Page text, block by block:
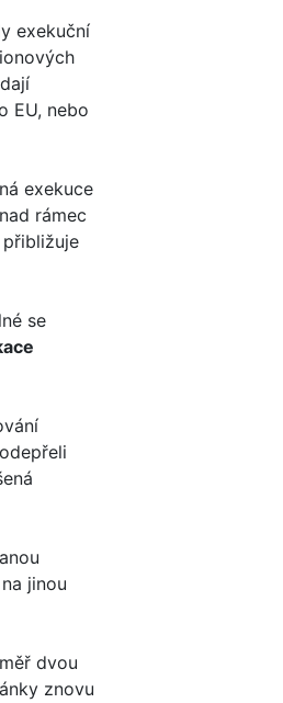
exekuční
EU, nebo
exekuce
rámec
se
jinou
dvou
znovu